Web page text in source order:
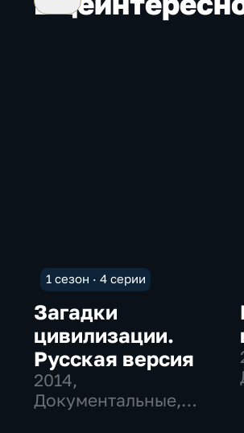
1 сезон · 4 серии
Загадки
цивилизации.
Русская версия
2014,
Документальные,